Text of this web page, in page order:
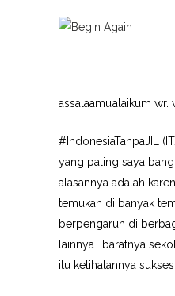
assalaamu’alaikum wr.
#IndonesiaTanpaJIL
yang paling saya
alasannya adalah
temukan di banyak
berpengaruh di
lainnya. Ibaratnya
itu kelihatannya